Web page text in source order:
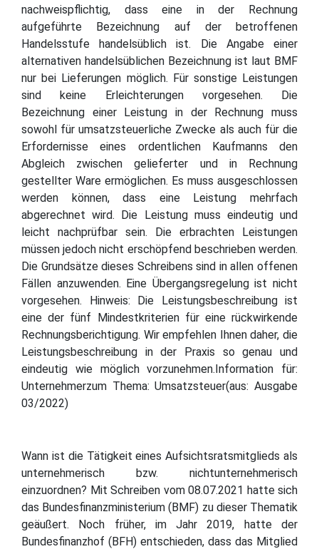
nachweispflichtig, dass eine in der Rechnung
aufgeführte Bezeichnung auf der betroffenen
Handelsstufe handelsüblich ist. Die Angabe einer
alternativen handelsüblichen Bezeichnung ist laut BMF
nur bei Lieferungen möglich. Für sonstige Leistungen
sind keine Erleichterungen vorgesehen. Die
Bezeichnung einer Leistung in der Rechnung muss
sowohl für umsatzsteuerliche Zwecke als auch für die
Erfordernisse eines ordentlichen Kaufmanns den
Abgleich zwischen gelieferter und in Rechnung
gestellter Ware ermöglichen. Es muss ausgeschlossen
werden können, dass eine Leistung mehrfach
abgerechnet wird. Die Leistung muss eindeutig und
leicht nachprüfbar sein. Die erbrachten Leistungen
müssen jedoch nicht erschöpfend beschrieben werden.
Die Grundsätze dieses Schreibens sind in allen offenen
Fällen anzuwenden. Eine Übergangsregelung ist nicht
vorgesehen. Hinweis: Die Leistungsbeschreibung ist
eine der fünf Mindestkriterien für eine rückwirkende
Rechnungsberichtigung. Wir empfehlen Ihnen daher, die
Leistungsbeschreibung in der Praxis so genau und
eindeutig wie möglich vorzunehmen.Information für:
Unternehmerzum Thema: Umsatzsteuer(aus: Ausgabe
03/2022)
Wann ist die Tätigkeit eines Aufsichtsratsmitglieds als
unternehmerisch bzw. nichtunternehmerisch
einzuordnen? Mit Schreiben vom 08.07.2021 hatte sich
das Bundesfinanzministerium (BMF) zu dieser Thematik
geäußert. Noch früher, im Jahr 2019, hatte der
Bundesfinanzhof (BFH) entschieden, dass das Mitglied